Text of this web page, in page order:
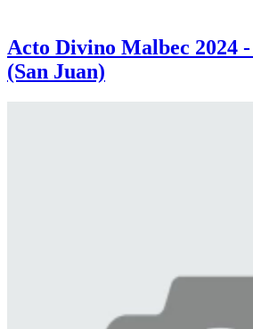
Acto Divino Malbec 2024
(San Juan)